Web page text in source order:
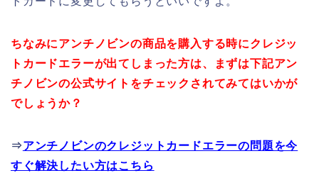
ちなみにアンチノビンの商品を購入する時にクレジッ
トカードエラーが出てしまった方は、まずは下記アン
チノビンの公式サイトをチェックされてみてはいかが
でしょうか？
⇒アンチノビンのクレジットカードエラーの問題を今
すぐ解決したい方はこちら